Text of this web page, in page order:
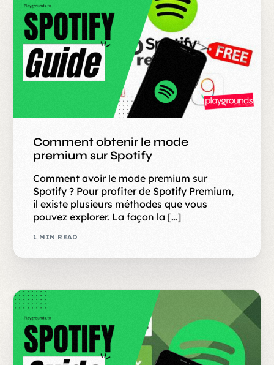
Comment obtenir le mode
premium sur Spotify
Comment avoir le mode premium sur
Spotify ? Pour profiter de Spotify Premium,
il existe plusieurs méthodes que vous
pouvez explorer. La façon la […]
1 MIN READ